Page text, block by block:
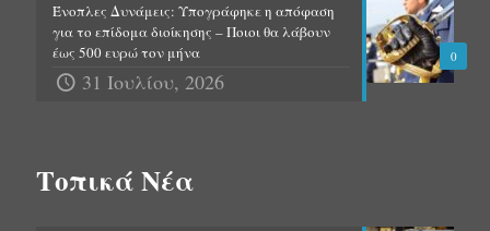
0
Ένοπλες Δυνάμεις: Υπογράφηκε η απόφαση
για το επίδομα διοίκησης – Ποιοι θα λάβουν
έως 500 ευρώ τον μήνα
31 Ιουλίου, 2026
Τοπικά Νέα